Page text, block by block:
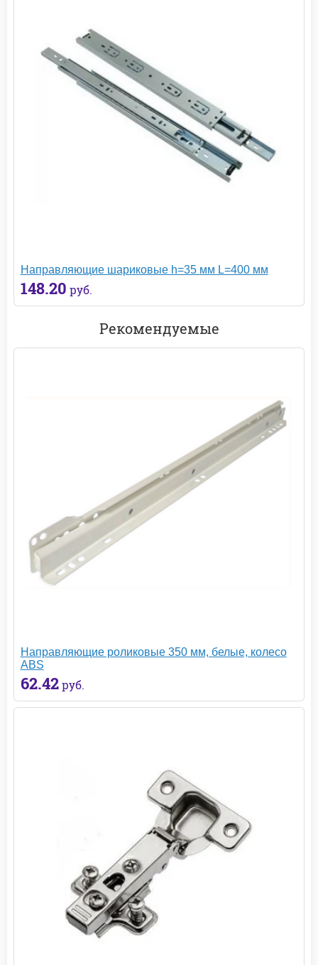
Направляющие шариковые h=35 мм L=400 мм
148.20 руб.
Рекомендуемые
Направляющие роликовые 350 мм, белые, колесо
ABS
62.42 руб.